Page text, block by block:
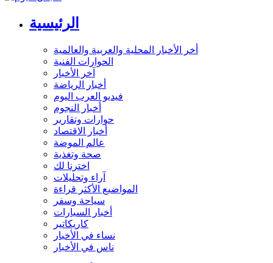
الرئيسية
أخر الأخبار المحلية والعربية والعالمية
الحوارات الفنية
آخر الأخبار
أخبار الرياضة
فيديو العرب اليوم
أخبار النجوم
حوارات وتقارير
أخبار الاقتصاد
عالم الموضة
صحة وتغذية
اخترنا لك
آراء وتحليلات
المواضيع الأكثر قراءة
سياحة وسفر
أخبار السيارات
كاريكاتير
نساء في الأخبار
ناس في الأخبار